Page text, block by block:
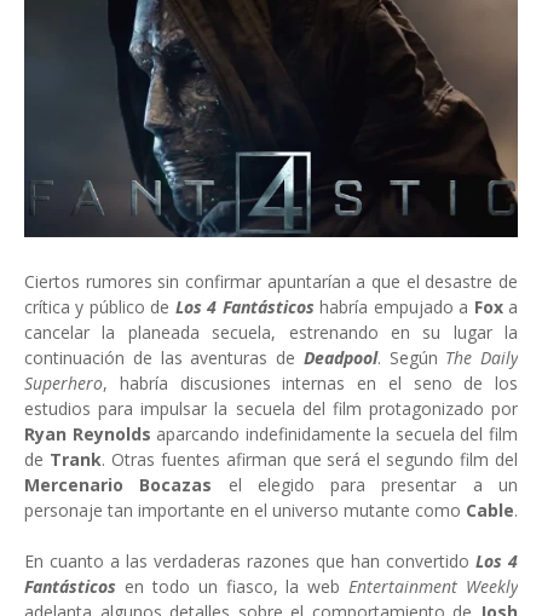
Ciertos rumores sin confirmar apuntarían a que el desastre de
crítica y público de Los 4 Fantásticos habría empujado a Fox a
cancelar la planeada secuela, estrenando en su lugar la
continuación de las aventuras de Deadpool. Según The Daily
Superhero, habría discusiones internas en el seno de los
estudios para impulsar la secuela del film protagonizado por
Ryan Reynolds aparcando indefinidamente la secuela del film
de Trank. Otras fuentes afirman que será el segundo film del
Mercenario Bocazas el elegido para presentar a un
personaje tan importante en el universo mutante como Cable.
En cuanto a las verdaderas razones que han convertido Los 4
Fantásticos en todo un fiasco, la webEntertainment Weekly